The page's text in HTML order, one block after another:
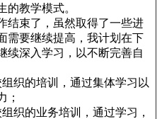
的教学模式。
结束了，虽然取得了一些进
需要继续提高，我计划在下
续深入学习，以不断完善自
织的培训，通过集体学习以
；
织的业务培训，通过学习，